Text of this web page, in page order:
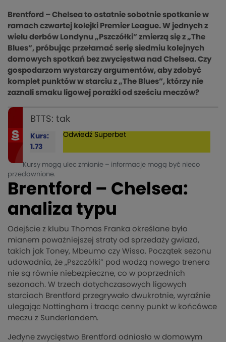
Brentford – Chelsea to ostatnie sobotnie spotkanie w
ramach czwartej kolejki Premier League. W jednych z
wielu derbów Londynu „Pszczółki” zmierzą się z „The
Blues”, próbując przełamać serię siedmiu kolejnych
domowych spotkań bez zwycięstwa nad Chelsea. Czy
gospodarzom wystarczy argumentów, aby zdobyć
komplet punktów w starciu z „The Blues”, którzy nie
zaznali smaku ligowej porażki od sześciu meczów?
BTTS: tak
Kurs:
1.73
Odwiedź Superbet
Kursy mogą ulec zmianie – informacje mogą być nieco
przedawnione.
Brentford – Chelsea:
analiza typu
Odejście z klubu Thomas Franka określane było
mianem poważniejszej straty od sprzedaży gwiazd,
takich jak Toney, Mbeumo czy Wissa. Początek sezonu
udowadnia, że „Pszczółki” pod wodzą nowego trenera
nie są równie niebezpieczne, co w poprzednich
sezonach. W trzech dotychczasowych ligowych
starciach Brentford przegrywało dwukrotnie, wyraźnie
ulegając Nottingham i tracąc cenny punkt w końcówce
meczu z Sunderlandem.
Jedyne zwycięstwo Brentford odniosło w domowym